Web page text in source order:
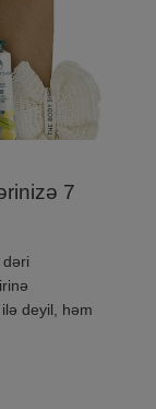
7
deyil, həm